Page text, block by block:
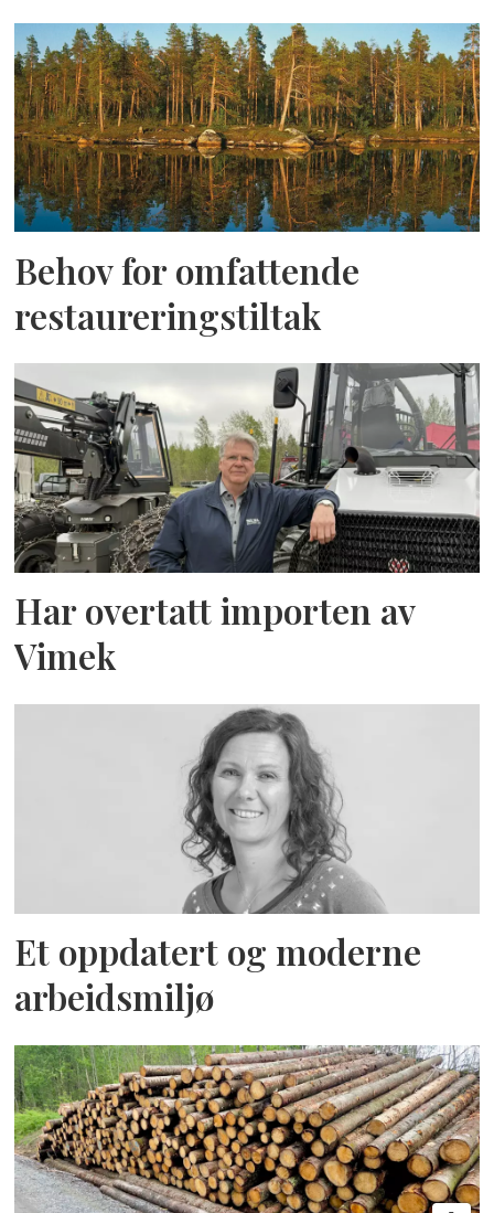
Behov for omfattende
restaureringstiltak
Har overtatt importen av
Vimek
Et oppdatert og moderne
arbeidsmiljø